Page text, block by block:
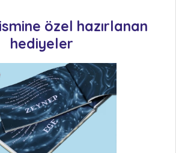
özel hazırlanan
hediyeler